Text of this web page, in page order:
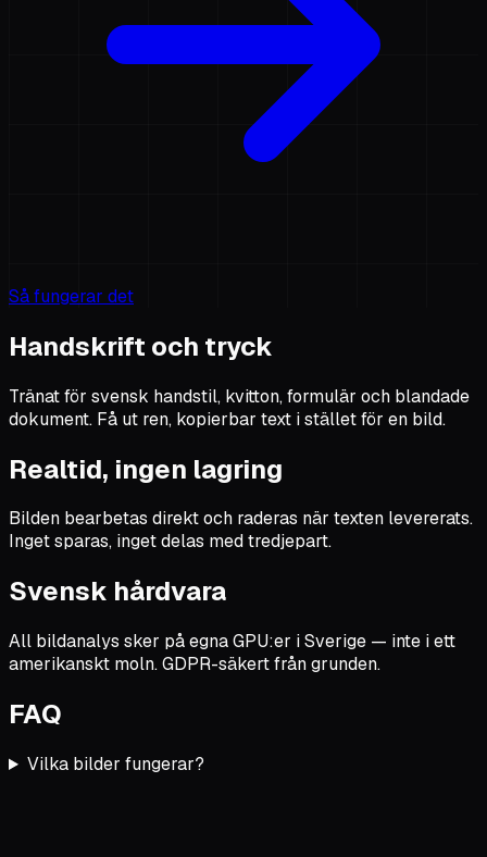
Så fungerar det
Handskrift och tryck
Tränat för svensk handstil, kvitton, formulär och blandade
dokument. Få ut ren, kopierbar text i stället för en bild.
Realtid, ingen lagring
Bilden bearbetas direkt och raderas när texten levererats.
Inget sparas, inget delas med tredjepart.
Svensk hårdvara
All bildanalys sker på egna GPU:er i Sverige — inte i ett
amerikanskt moln. GDPR-säkert från grunden.
FAQ
Vilka bilder fungerar?